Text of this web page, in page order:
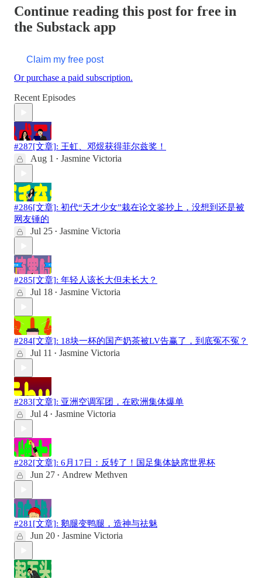
Continue reading this post for free in
the Substack app
Claim my free post
Or purchase a paid subscription.
Recent Episodes
#287[文章]: 王虹、邓煜获得菲尔兹奖！
Aug 1 • Jasmine Victoria
#286[文章]: 初代“天才少女”栽在论文鉴抄上，没想到还是被
网友锤的
Jul 25 • Jasmine Victoria
#285[文章]: 年轻人该长大但未长大？
Jul 18 • Jasmine Victoria
#284[文章]: 18块一杯的国产奶茶被LV告赢了，到底冤不冤？
Jul 11 • Jasmine Victoria
#283[文章]: 亚洲空调军团，在欧洲集体爆单
Jul 4 • Jasmine Victoria
#282[文章]: 6月17日：反转了！国足集体缺席世界杯
Jun 27 • Andrew Methven
#281[文章]: 鹅腿变鸭腿，造神与祛魅
Jun 20 • Jasmine Victoria